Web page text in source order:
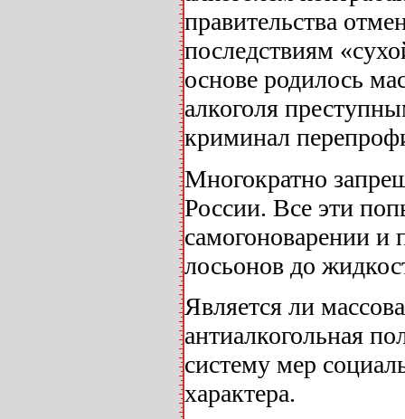
правительства
последствиям
основе родилось
алкоголя
криминал
Многократно
России. Все эти
самогоноварении и
лосьонов до
Является ли
антиалкогольная
систему мер
характера.